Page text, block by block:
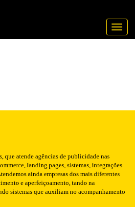
INSTITUTOARGONAUTA
que atende agências de publicidade nas
landing pages, sistemas, integrações
ainda empresas dos mais diferentes
e aperfeiçoamento, tando na
sistemas que auxiliam no acompanhamento